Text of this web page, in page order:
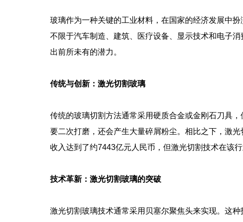
玻璃作为一种关键的工业材料，在国家的经济发展中
不限于汽车制造、建筑、医疗设备、显示技术和电子
出前所未有的潜力。
传统与创新：激光切割玻璃
传统的玻璃切割方法通常采用硬质合金或金刚石刀具
要二次打磨，还会产生大量碎屑粉尘。相比之下，激
收入达到了约7443亿元人民币，但激光切割技术在该
技术革新：激光切割玻璃的突破
激光切割玻璃技术通常采用贝塞尔聚焦头来实现。这